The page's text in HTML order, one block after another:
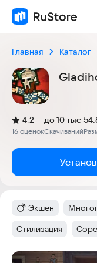
Главная Каталог
Рейтинг:
4,2
(
16 оценок
)
Скачиваний
до 10 тыс
Категория
Экшен Тег:
Тег:
Стилизация Тег: